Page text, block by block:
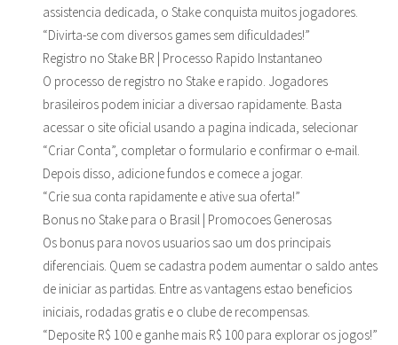
assistencia dedicada, o Stake conquista muitos jogadores.
“Divirta-se com diversos games sem dificuldades!”
Registro no Stake BR | Processo Rapido Instantaneo
O processo de registro no Stake e rapido. Jogadores
brasileiros podem iniciar a diversao rapidamente. Basta
acessar o site oficial usando a pagina indicada, selecionar
“Criar Conta”, completar o formulario e confirmar o e-mail.
Depois disso, adicione fundos e comece a jogar.
“Crie sua conta rapidamente e ative sua oferta!”
Bonus no Stake para o Brasil | Promocoes Generosas
Os bonus para novos usuarios sao um dos principais
diferenciais. Quem se cadastra podem aumentar o saldo antes
de iniciar as partidas. Entre as vantagens estao beneficios
iniciais, rodadas gratis e o clube de recompensas.
“Deposite R$ 100 e ganhe mais R$ 100 para explorar os jogos!”